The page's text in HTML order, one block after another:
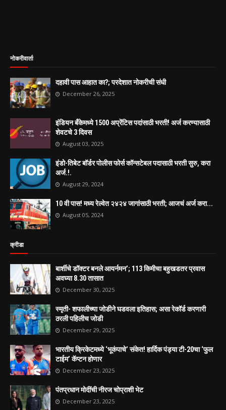
नोकरीवार्ता
दहावी पास आहात का?; परदेशात नोकरीची संधी
December 26, 2025
इंडियन बँकेमध्ये 1500 अप्रेंटिस पदांसाठी भरती! अर्ज करण्यासाठी
शेवटचे 3 दिवस
August 03, 2025
इंडो-तिबेट बॉर्डर पोलीस फोर्स कॉन्सटेबल पदासाठी भरती सुरु, करा
अर्ज.!.
August 29, 2024
10 वी पास! मध्य रेल्वेत २४२४ जागांसाठी भरती; आजचं अर्ज करा...
August 05, 2024
क्रीडा
बार्शीचे डॉक्टर बनले आयर्नमन’; 113 किमीचा बहुखडतर प्रवास
अवघ्या 8.30 तासात
December 30, 2025
स्मृती- शफालीच्या जोडीने घडवला इतिहास; असा रेकॉर्ड करणारी
ठरली पहिलीच जोडी
December 29, 2025
भारतीय क्रिकेटमध्ये ‘भूकंपाचे’ संकेत! हार्दिक पंड्या टी-20चा ‘फुल
टाईम’ कॅप्टन होणार
December 23, 2025
पंतप्रधान मोदींची नीरज चोप्राशी भेट
December 23, 2025